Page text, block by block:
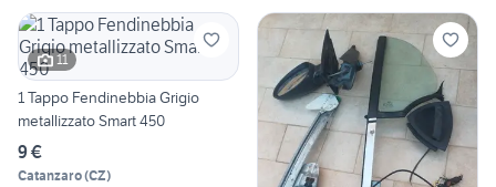
11
1 Tappo Fendinebbia Grigio
metallizzato Smart 450
9 €
Catanzaro(CZ)